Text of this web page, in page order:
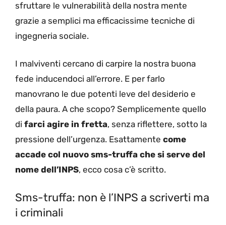
sfruttare le vulnerabilità della nostra mente
grazie a semplici ma efficacissime tecniche di
ingegneria sociale.
I malviventi cercano di carpire la nostra buona
fede inducendoci all’errore. E per farlo
manovrano le due potenti leve del desiderio e
della paura. A che scopo? Semplicemente quello
di farci agire in fretta, senza riflettere, sotto la
pressione dell’urgenza. Esattamente come
accade col nuovo sms-truffa che si serve del
nome dell’INPS, ecco cosa c’è scritto.
Sms-truffa: non è l’INPS a scriverti ma
i criminali